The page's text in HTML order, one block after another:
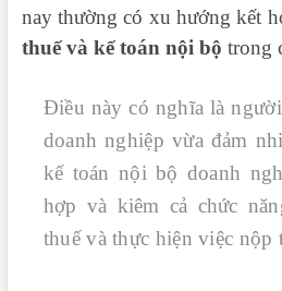
nay thường có xu hướng kết
thuế và kế toán nội bộ trong
Điều này có nghĩa là
doanh nghiệp vừa đảm
kế toán nội bộ doanh
hợp và kiêm cả chức
thuế và thực hiện việc nộp